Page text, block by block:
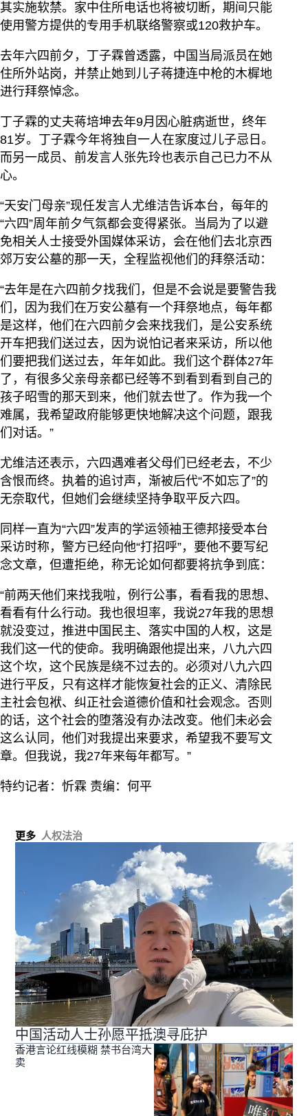
其实施软禁。家中住所电话也将被切断，期间只能
使用警方提供的专用手机联络警察或120救护车。
去年六四前夕，丁子霖曾透露，中国当局派员在她
住所外站岗，并禁止她到儿子蒋捷连中枪的木樨地
进行拜祭悼念。
丁子霖的丈夫蒋培坤去年9月因心脏病逝世，终年
81岁。丁子霖今年将独自一人在家度过儿子忌日。
而另一成员、前发言人张先玲也表示自己已力不从
心。
“天安门母亲”现任发言人尤维洁告诉本台，每年的
“六四”周年前夕气氛都会变得紧张。当局为了以避
免相关人士接受外国媒体采访，会在他们去北京西
郊万安公墓的那一天，全程监视他们的拜祭活动：
“去年是在六四前夕找我们，但是不会说是要警告我
们，因为我们在万安公墓有一个拜祭地点，每年都
是这样，他们在六四前夕会来找我们，是公安系统
开车把我们送过去，因为说怕记者来采访，所以他
们要把我们送过去，年年如此。我们这个群体27年
了，有很多父亲母亲都已经等不到看到看到自己的
孩子昭雪的那天到来，他们就去世了。作为我一个
难属，我希望政府能够更快地解决这个问题，跟我
们对话。”
尤维洁还表示，六四遇难者父母们已经老去，不少
含恨而终。执着的追讨声，渐被后代“不如忘了”的
无奈取代，但她们会继续坚持争取平反六四。
同样一直为“六四”发声的学运领袖王德邦接受本台
采访时称，警方已经向他“打招呼”，要他不要写纪
念文章，但遭拒绝，称无论如何都要将抗争到底：
“前两天他们来找我啦，例行公事，看看我的思想、
看看有什么行动。我也很坦率，我说27年我的思想
就没变过，推进中国民主、落实中国的人权，这是
我们这一代的使命。我明确跟他提出来，八九六四
这个坎，这个民族是绕不过去的。必须对八九六四
进行平反，只有这样才能恢复社会的正义、清除民
主社会包袱、纠正社会道德价值和社会观念。否则
的话，这个社会的堕落没有办法改变。他们未必会
这么认同，他们对我提出来要求，希望我不要写文
章。但我说，我27年来每年都写。”
特约记者：忻霖 责编：何平
更多 人权法治
中国活动人士孙愿平抵澳寻庇护
香港言论红线模糊 禁书台湾大
卖